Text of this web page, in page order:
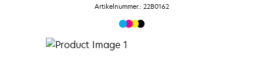
Artikelnummer.: 22B0162